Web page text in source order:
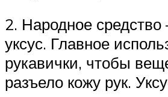
2. Народное средство
уксус. Главное
рукавички, чтобы
разъело кожу рук.